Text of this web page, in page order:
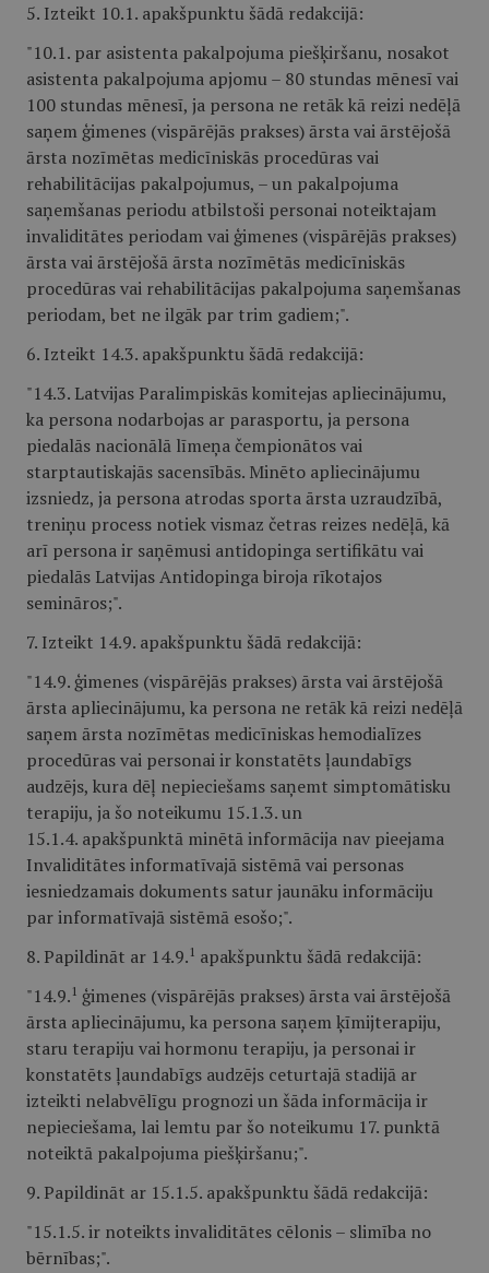
5. Izteikt 10.1. apakšpunktu šādā redakcijā:
"10.1. par asistenta pakalpojuma piešķiršanu, nosakot
asistenta pakalpojuma apjomu – 80 stundas mēnesī vai
100 stundas mēnesī, ja persona ne retāk kā reizi nedēļā
saņem ģimenes (vispārējās prakses) ārsta vai ārstējošā
ārsta nozīmētas medicīniskās procedūras vai
rehabilitācijas pakalpojumus, – un pakalpojuma
saņemšanas periodu atbilstoši personai noteiktajam
invaliditātes periodam vai ģimenes (vispārējās prakses)
ārsta vai ārstējošā ārsta nozīmētās medicīniskās
procedūras vai rehabilitācijas pakalpojuma saņemšanas
periodam, bet ne ilgāk par trim gadiem;".
6. Izteikt 14.3. apakšpunktu šādā redakcijā:
"14.3. Latvijas Paralimpiskās komitejas apliecinājumu,
ka persona nodarbojas ar parasportu, ja persona
piedalās nacionālā līmeņa čempionātos vai
starptautiskajās sacensībās. Minēto apliecinājumu
izsniedz, ja persona atrodas sporta ārsta uzraudzībā,
treniņu process notiek vismaz četras reizes nedēļā, kā
arī persona ir saņēmusi antidopinga sertifikātu vai
piedalās Latvijas Antidopinga biroja rīkotajos
semināros;".
7. Izteikt 14.9. apakšpunktu šādā redakcijā:
"14.9. ģimenes (vispārējās prakses) ārsta vai ārstējošā
ārsta apliecinājumu, ka persona ne retāk kā reizi nedēļā
saņem ārsta nozīmētas medicīniskas hemodialīzes
procedūras vai personai ir konstatēts ļaundabīgs
audzējs, kura dēļ nepieciešams saņemt simptomātisku
terapiju, ja šo noteikumu 15.1.3. un
15.1.4. apakšpunktā minētā informācija nav pieejama
Invaliditātes informatīvajā sistēmā vai personas
iesniedzamais dokuments satur jaunāku informāciju
par informatīvajā sistēmā esošo;".
8. Papildināt ar 14.9. 1 apakšpunktu šādā redakcijā:
"14.9. 1 ģimenes (vispārējās prakses) ārsta vai ārstējošā
ārsta apliecinājumu, ka persona saņem ķīmijterapiju,
staru terapiju vai hormonu terapiju, ja personai ir
konstatēts ļaundabīgs audzējs ceturtajā stadijā ar
izteikti nelabvēlīgu prognozi un šāda informācija ir
nepieciešama, lai lemtu par šo noteikumu 17. punktā
noteiktā pakalpojuma piešķiršanu;".
9. Papildināt ar 15.1.5. apakšpunktu šādā redakcijā:
"15.1.5. ir noteikts invaliditātes cēlonis – slimība no
bērnības;".